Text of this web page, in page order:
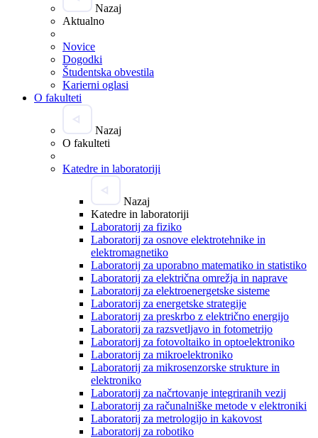
Nazaj
Aktualno
Novice
Dogodki
Študentska obvestila
Karierni oglasi
O fakulteti
Nazaj
O fakulteti
Katedre in laboratoriji
Nazaj
Katedre in laboratoriji
Laboratorij za fiziko
Laboratorij za osnove elektrotehnike in
elektromagnetiko
Laboratorij za uporabno matematiko in statistiko
Laboratorij za električna omrežja in naprave
Laboratorij za elektroenergetske sisteme
Laboratorij za energetske strategije
Laboratorij za preskrbo z električno energijo
Laboratorij za razsvetljavo in fotometrijo
Laboratorij za fotovoltaiko in optoelektroniko
Laboratorij za mikroelektroniko
Laboratorij za mikrosenzorske strukture in
elektroniko
Laboratorij za načrtovanje integriranih vezij
Laboratorij za računalniške metode v elektroniki
Laboratorij za metrologijo in kakovost
Laboratorij za robotiko